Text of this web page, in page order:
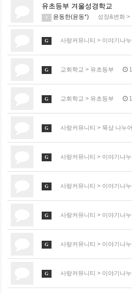
유초등부 겨울성경학교
1 윤동한(윤동*) 성장&변화 >
G 사랑커뮤니티 > 이야기나
G 교회학교 > 유초등부
G 교회학교 > 유초등부
G 사랑커뮤니티 > 묵상 나누
G 사랑커뮤니티 > 이야기나
G 사랑커뮤니티 > 이야기나
G 사랑커뮤니티 > 이야기나
G 사랑커뮤니티 > 이야기나
G 사랑커뮤니티 > 이야기나